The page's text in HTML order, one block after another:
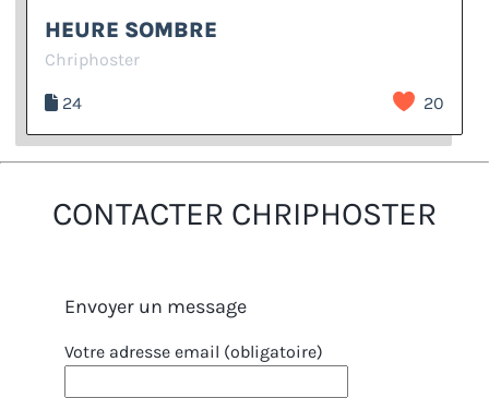
HEURE SOMBRE
Chriphoster
24 20
CONTACTER CHRIPHOSTER
Envoyer un message
Votre adresse email (obligatoire)